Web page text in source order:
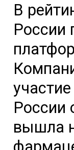
В
России
России
вышла